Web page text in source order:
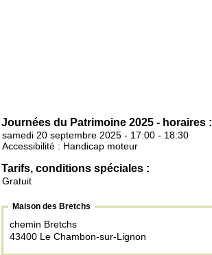
Journées du Patrimoine 2025 - horaires :
samedi 20 septembre 2025 - 17:00 - 18:30
Accessibilité : Handicap moteur
Tarifs, conditions spéciales :
Gratuit
Maison des Bretchs
chemin Bretchs
43400 Le Chambon-sur-Lignon